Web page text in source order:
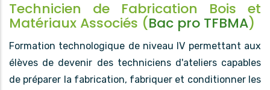
Technicien de Fabrication Bois et
Matériaux Associés (Bac pro TFBMA)
Formation technologique de niveau IV permettant aux
élèves de devenir des techniciens d'ateliers capables
de préparer la fabrication, fabriquer et conditionner les